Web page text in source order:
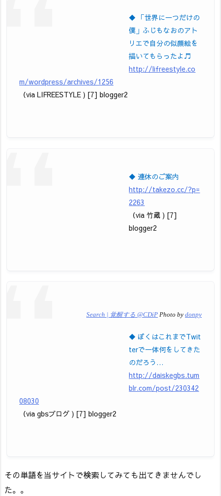
◆ 「世界に一つだけの
僕」ふじもなおのアト
リエで自分の似顔絵を
描いてもらったよ♬
http://lifreestyle.co
m/wordpress/archives/1256
（via LIFREESTYLE ) [7] blogger2
◆ 連休のご案内
http://takezo.cc/?p=
2263
（via 竹蔵 ) [7]
blogger2
Search | 覚醒する @CDiP Photo by donpy
◆ ぼくはこれまでTwit
terで一体何をしてきた
のだろう…
http://daiskegbs.tum
blr.com/post/230342
08030
（via gbsブログ ) [7] blogger2
その単語を当サイトで検索してみても出てきませんでし
た。。